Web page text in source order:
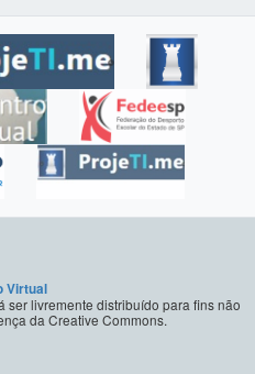
Virtual
ser livremente distribuído para fins não
da Creative Commons.